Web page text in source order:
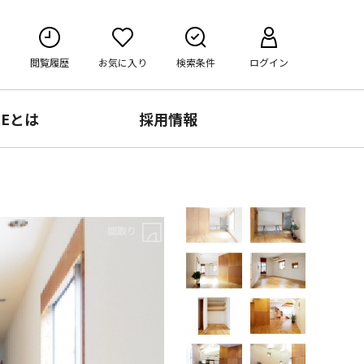
閲覧履歴 お気に入り 検索条件 ログイン
とは 採用情報